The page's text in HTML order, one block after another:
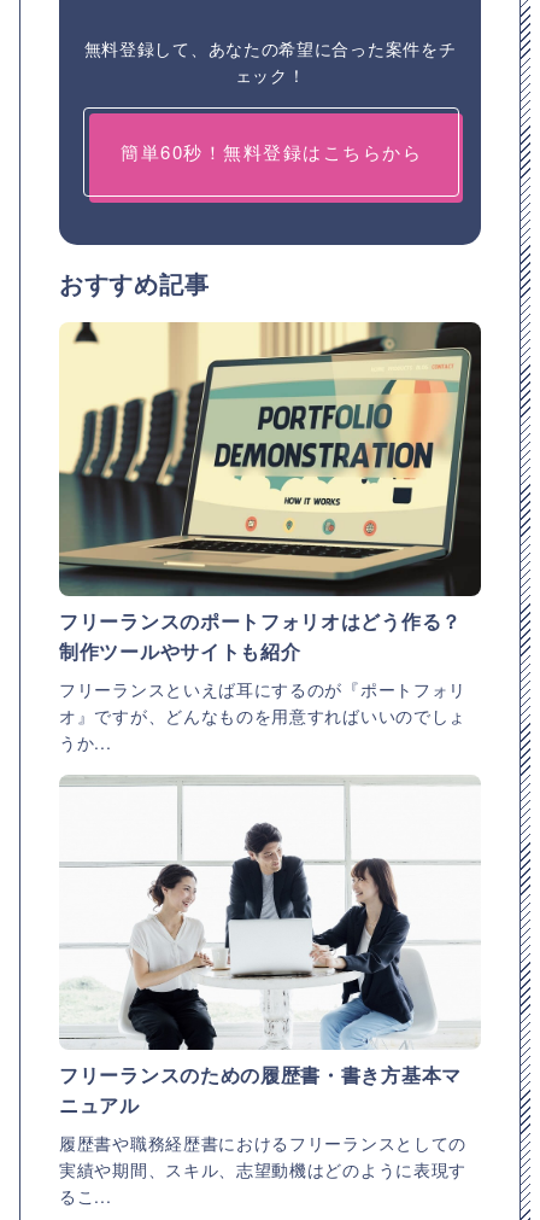
無料登録して、あなたの希望に合った案件をチ
ェック！
簡単60秒！無料登録はこちらから
おすすめ記事
フリーランスのポートフォリオはどう作る？
制作ツールやサイトも紹介
フリーランスといえば耳にするのが『ポートフォリ
オ』ですが、どんなものを用意すればいいのでしょ
うか...
フリーランスのための履歴書・書き方基本マ
ニュアル
履歴書や職務経歴書におけるフリーランスとしての
実績や期間、スキル、志望動機はどのように表現す
るこ...